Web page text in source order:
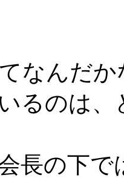
なんだか
るのは
長の下